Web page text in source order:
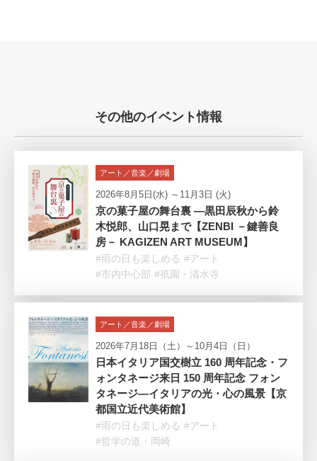
その他のイベント情報
アート／音楽／劇場
2026年8月5日(水) ～11月3日 (火)
京の菓子屋の舞台裏 —黒田辰秋から鈴
木悦郎、山口晃まで【ZENBI －鍵善良
房－ KAGIZEN ART MUSEUM】
#雨の日も楽しめる #アート
#市内中心部 #祇園・清水寺
アート／音楽／劇場
2026年7月18日（土）～10月4日（日）
日本イタリア国交樹立 160 周年記念・フ
ォンタネージ来日 150 周年記念 フォン
タネージ—イタリアの光・心の風景【京
都国立近代美術館】
#雨の日も楽しめる #アート
#哲学の道・岡崎